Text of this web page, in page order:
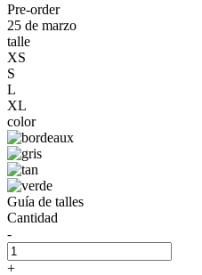
Pre-order
25 de marzo
talle
XS
S
L
XL
color
Guía de talles
Cantidad
-
+